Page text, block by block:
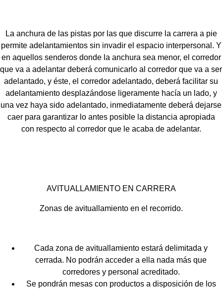
La anchura de las pistas por las que discurre la carrera a pie
permite adelantamientos sin invadir el espacio interpersonal. Y
en aquellos senderos donde la anchura sea menor, el corredor
que va a adelantar deberá comunicarlo al corredor que va a ser
adelantado, y éste, el corredor adelantado, deberá facilitar su
adelantamiento desplazándose ligeramente hacía un lado, y
una vez haya sido adelantado, inmediatamente deberá dejarse
caer para garantizar lo antes posible la distancia apropiada
con respecto al corredor que le acaba de adelantar.
AVITUALLAMIENTO EN CARRERA
Zonas de avituallamiento en el recorrido.
Cada zona de avituallamiento estará delimitada y
cerrada. No podrán acceder a ella nada más que
corredores y personal acreditado.
Se pondrán mesas con productos a disposición de los